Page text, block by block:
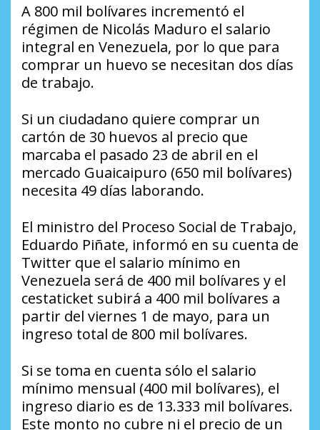
A 800 mil bolívares incrementó el
régimen de Nicolás Maduro el salario
integral en Venezuela, por lo que para
comprar un huevo se necesitan dos días
de trabajo.
Si un ciudadano quiere comprar un
cartón de 30 huevos al precio que
marcaba el pasado 23 de abril en el
mercado Guaicaipuro (650 mil bolívares)
necesita 49 días laborando.
El ministro del Proceso Social de Trabajo,
Eduardo Piñate, informó en su cuenta de
Twitter que el salario mínimo en
Venezuela será de 400 mil bolívares y el
cestaticket subirá a 400 mil bolívares a
partir del viernes 1 de mayo, para un
ingreso total de 800 mil bolívares.
Si se toma en cuenta sólo el salario
mínimo mensual (400 mil bolívares), el
ingreso diario es de 13.333 mil bolívares.
Este monto no cubre ni el precio de un